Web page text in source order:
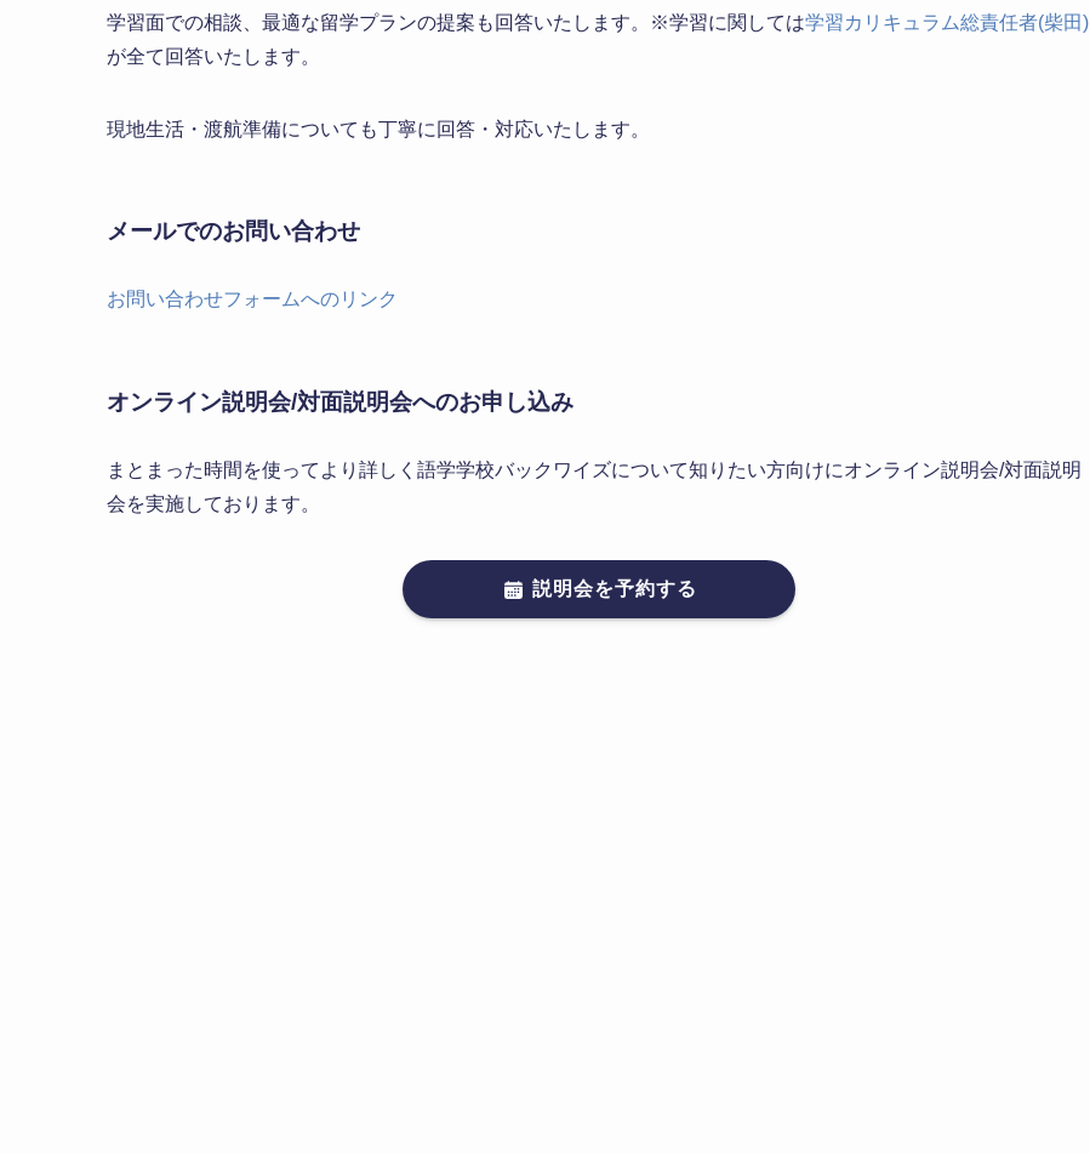
学習面での相談、最適な留学プランの提案も回答いたします。※学習に関しては学習カリキュラム総責任者(柴田)
が全て回答いたします。
現地生活・渡航準備についても丁寧に回答・対応いたします。
メールでのお問い合わせ
お問い合わせフォームへのリンク
オンライン説明会/対面説明会へのお申し込み
まとまった時間を使ってより詳しく語学学校バックワイズについて知りたい方向けにオンライン説明会/対面説明
会を実施しております。
説明会を予約する